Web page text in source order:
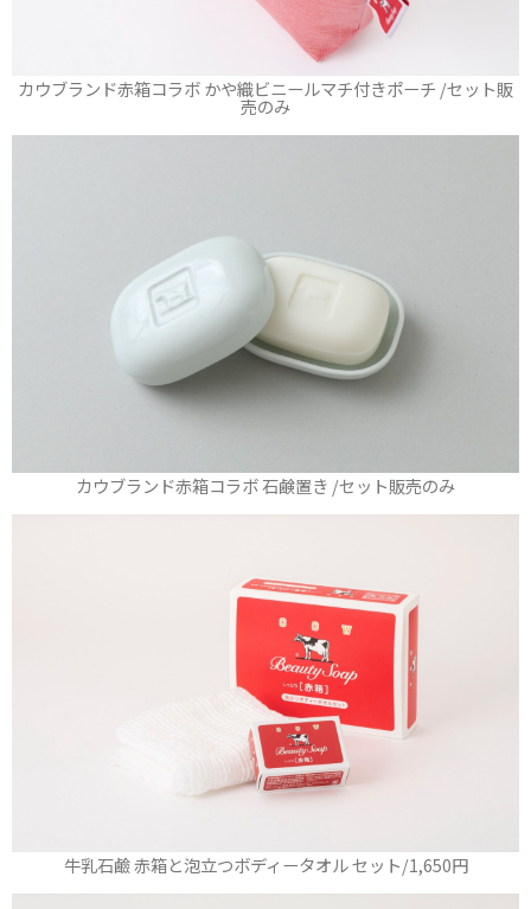
カウブランド赤箱コラボ かや織ビニールマチ付きポーチ /セット販
売のみ
カウブランド赤箱コラボ 石鹸置き /セット販売のみ
牛乳石鹼 赤箱と泡立つボディータオル セット/1,650円